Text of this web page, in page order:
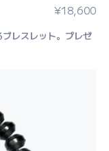
¥18,600
レスレット。 プレゼ